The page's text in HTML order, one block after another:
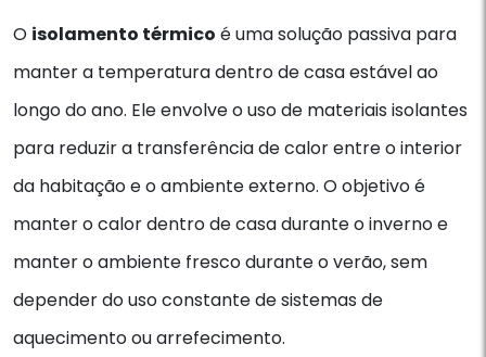
O isolamento térmico é uma solução passiva para
manter a temperatura dentro de casa estável ao
longo do ano. Ele envolve o uso de materiais isolantes
para reduzir a transferência de calor entre o interior
da habitação e o ambiente externo. O objetivo é
manter o calor dentro de casa durante o inverno e
manter o ambiente fresco durante o verão, sem
depender do uso constante de sistemas de
aquecimento ou arrefecimento.